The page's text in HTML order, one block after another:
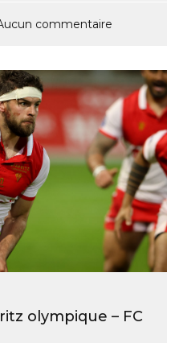
commentaire
olympique – FC